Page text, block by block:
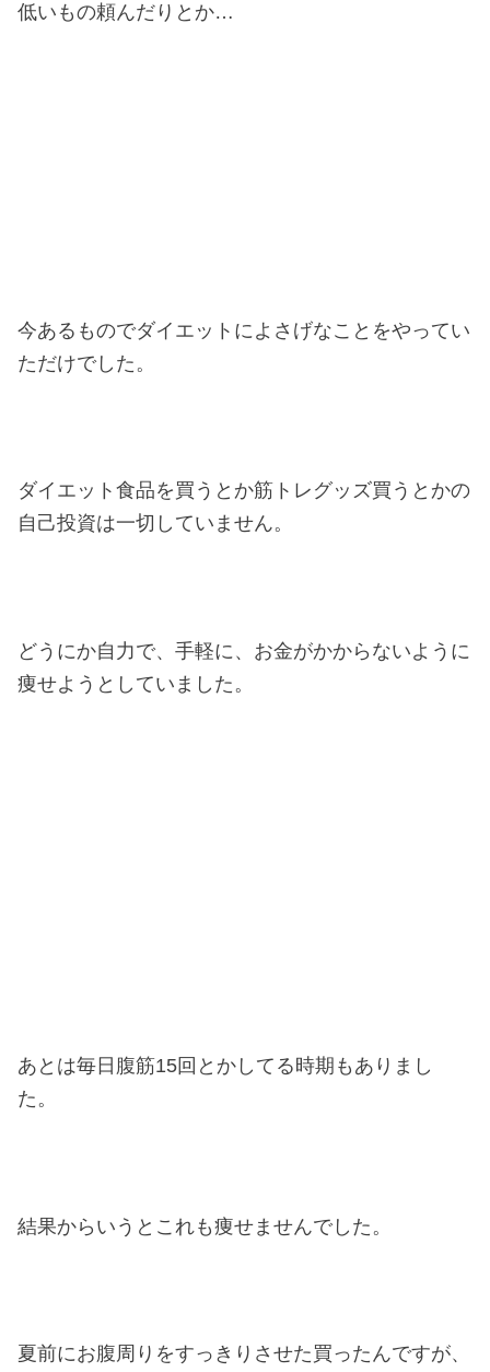
低いもの頼んだりとか…
今あるものでダイエットによさげなことをやってい
ただけでした。
ダイエット食品を買うとか筋トレグッズ買うとかの
自己投資は一切していません。
どうにか自力で、手軽に、お金がかからないように
痩せようとしていました。
あとは毎日腹筋15回とかしてる時期もありまし
た。
結果からいうとこれも痩せませんでした。
夏前にお腹周りをすっきりさせた買ったんですが、